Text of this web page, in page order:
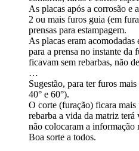
As placas após a corrosão e
2 ou mais furos guia (em
prensas para estampagem.
As placas eram
para a prensa no instante da
ficavam sem rebarbas, não
…
Sugestão, para ter furos
40° e 60°).
O corte (furação) ficara
rebarba a vida da matriz
não colocaram a informação
Boa sorte a todos.